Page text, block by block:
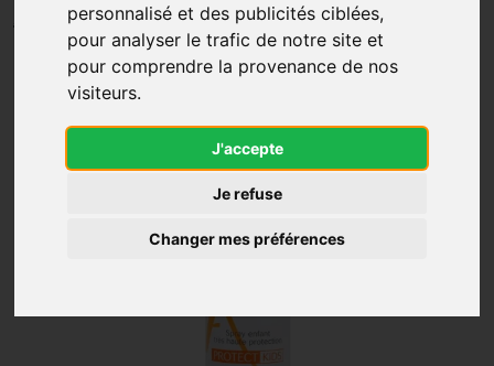
personnalisé et des publicités ciblées,
pour analyser le trafic de notre site et
pour comprendre la provenance de nos
visiteurs.
J'accepte
Je refuse
Changer mes préférences
A-DERMA